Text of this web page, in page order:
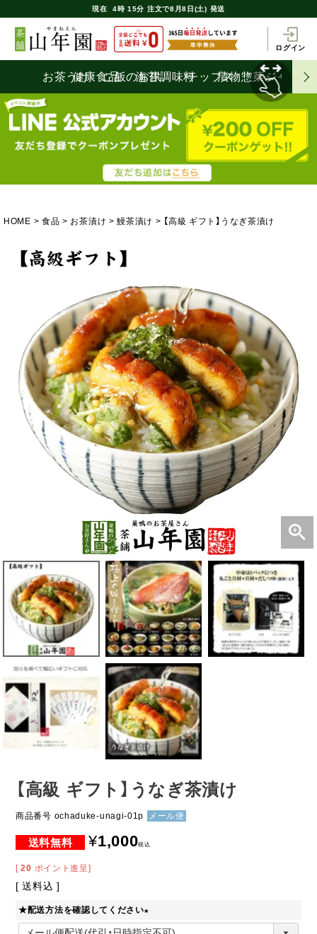
現在 4時 15分 注文で8月8日(土) 発送
ログイン
お茶うけ健康食品ご飯のお供
海苔調味料チップス
漬物惣菜ジャム
HOME 食品 お茶漬け 鰻茶漬け 【高級 ギフト】うなぎ茶漬け
【高級 ギフト】うなぎ茶漬け
商品番号 ochaduke-unagi-01p メール便
¥1,000税込
[ 20 ポイント進呈]
送料込
★配送方法を確認してください
(